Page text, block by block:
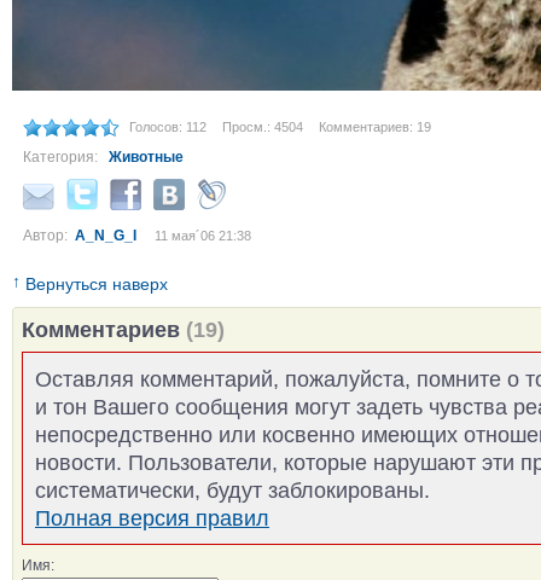
Голосов: 112 Просм.: 4504 Комментариев: 19
Категория: Животные
Автор: A_N_G_I 11 мая´06 21:38
↑ Вернуться наверх
Комментариев (19)
Оставляя комментарий, пожалуйста, помните о
и тон Вашего сообщения могут задеть чувства
непосредственно или косвенно имеющих
новости. Пользователи, которые нарушают эти
систематически, будут заблокированы.
Полная версия правил
Имя: